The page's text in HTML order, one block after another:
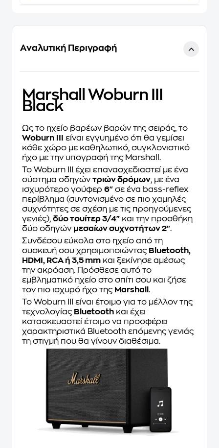
Αναλυτική Περιγραφή
Marshall Woburn III
Black
Ως το ηχείο βαρέων βαρών της σειράς, το
Woburn III είναι εγγυημένο ότι θα γεμίσει
κάθε χώρο με καθηλωτικό, συγκλονιστικό
ήχο με την υπογραφή της Marshall.
Το Woburn III έχει επανασχεδιαστεί με ένα
σύστημα οδηγώντριών δρόμων, με ένα
ισχυρότερο γούφερ 6" σε ένα bass-reflex
περίβλημα (συντονισμένο σε πιο χαμηλές
συχνότητες σε σχέση με τις προηγούμενες
γενιές), δύο τουίτερ 3/4" και την προσθήκη
δύο οδηγών μεσαίων συχνοτήτων 2".
Συνδέσου εύκολα στο ηχείο από τη
συσκευή σου χρησιμοποιώντας Bluetooth,
HDMI, RCA ή 3,5 mm και ξεκίνησε αμέσως
την ακρόαση. Πρόσθεσε αυτό το
εμβληματικό ηχείο στο σπίτι σου και ζήσε
τον πιο ισχυρό ήχο της Marshall .
Το Woburn III είναι έτοιμο για το μέλλον της
τεχνολογίας Bluetooth και έχει
κατασκευαστεί έτοιμο να προσφέρει
χαρακτηριστικά Bluetooth επόμενης γενιάς
τη στιγμή που θα γίνουν διαθέσιμα.